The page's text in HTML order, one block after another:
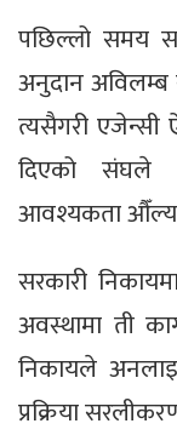
पछिल्लो समय
अनुदान अविलम्ब
त्यसैगरी एजेन्सी
दिएको संघले
आवश्यकता
सरकारी
अवस्थामा ती
निकायले
प्रक्रिया